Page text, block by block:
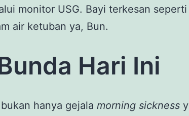
monitor USG. Bayi terkesan
air ketuban ya, Bun.
Hari Ini
hanya gejala morning sickness